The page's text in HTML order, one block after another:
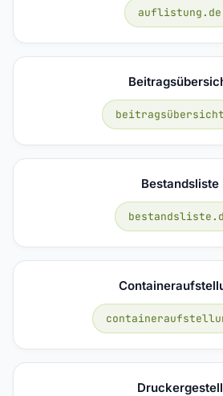
auflistung.de
Bestandsliste
Druckergestell